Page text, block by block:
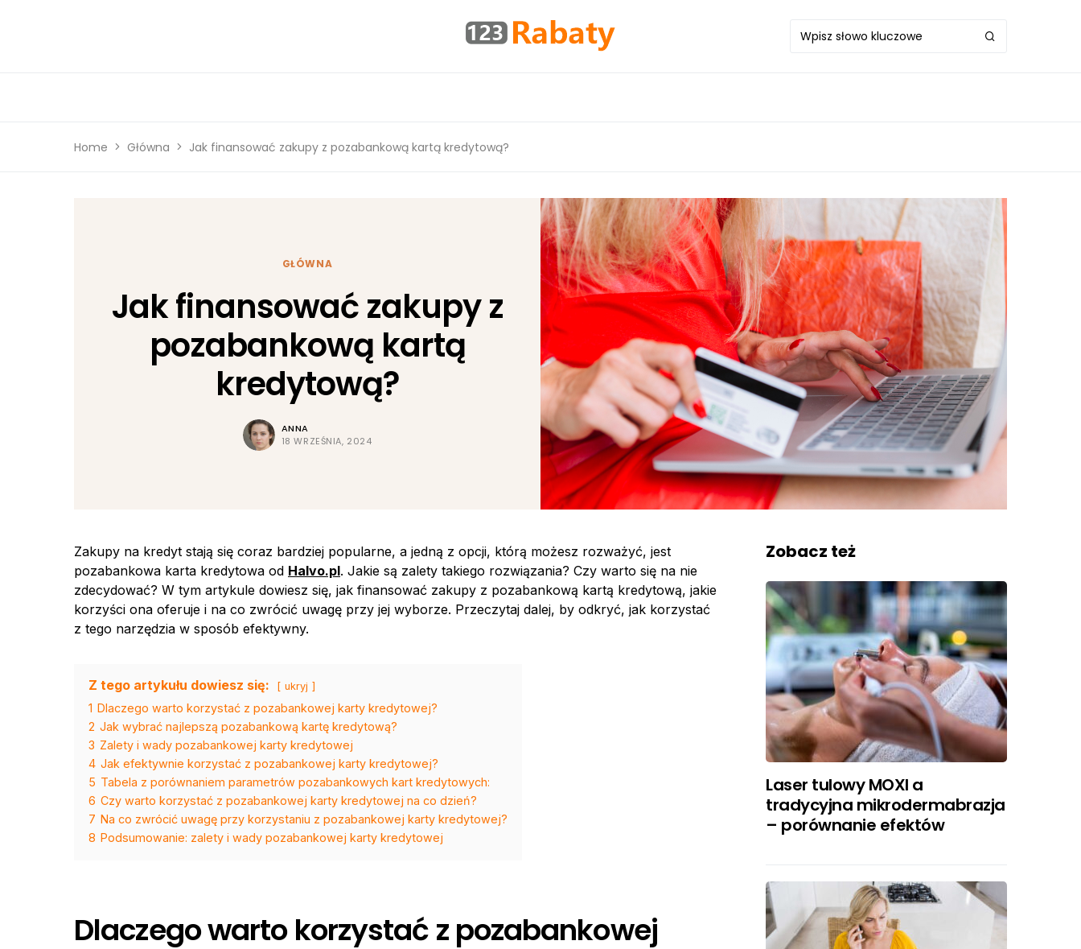
Home Główna Jak finansować zakupy z pozabankową kartą kredytową?
GŁÓWNA
Jak finansować zakupy z
pozabankową kartą
kredytową?
ANNA
18 WRZEŚNIA, 2024
Zakupy na kredyt stają się coraz bardziej popularne, a jedną z opcji, którą możesz rozważyć, jest
pozabankowa karta kredytowa od Halvo.pl. Jakie są zalety takiego rozwiązania? Czy warto się na nie
zdecydować? W tym artykule dowiesz się, jak finansować zakupy z pozabankową kartą kredytową, jakie
korzyści ona oferuje i na co zwrócić uwagę przy jej wyborze. Przeczytaj dalej, by odkryć, jak korzystać
z tego narzędzia w sposób efektywny.
Z tego artykułu dowiesz się: ukryj
1 Dlaczego warto korzystać z pozabankowej karty kredytowej?
2 Jak wybrać najlepszą pozabankową kartę kredytową?
3 Zalety i wady pozabankowej karty kredytowej
4 Jak efektywnie korzystać z pozabankowej karty kredytowej?
5 Tabela z porównaniem parametrów pozabankowych kart kredytowych:
6 Czy warto korzystać z pozabankowej karty kredytowej na co dzień?
7 Na co zwrócić uwagę przy korzystaniu z pozabankowej karty kredytowej?
8 Podsumowanie: zalety i wady pozabankowej karty kredytowej
Dlaczego warto korzystać z pozabankowej
Zobacz też
Laser tulowy MOXI a
tradycyjna mikrodermabrazja
– porównanie efektów